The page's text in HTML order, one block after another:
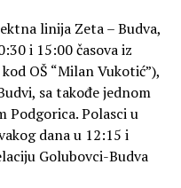
linija Zeta – Budva,
i 15:00 časova iz
OŠ “Milan Vukotić”),
sa takođe jednom
Podgorica. Polasci u
dana u 12:15 i
Golubovci-Budva